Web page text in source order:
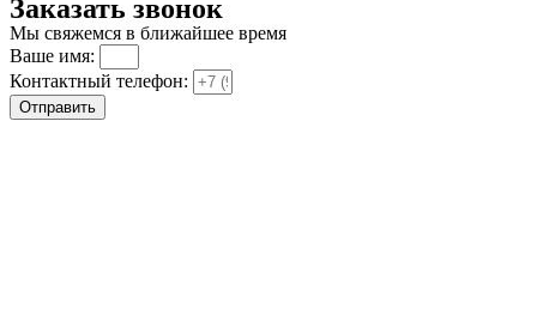
Заказать звонок
Мы свяжемся в ближайшее время
Ваше имя:
Контактный телефон:
Отправить